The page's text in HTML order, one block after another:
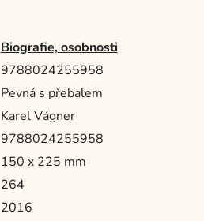
Biografie, osobnosti
9788024255958
Pevná s přebalem
Karel Vágner
9788024255958
150 x 225 mm
264
2016